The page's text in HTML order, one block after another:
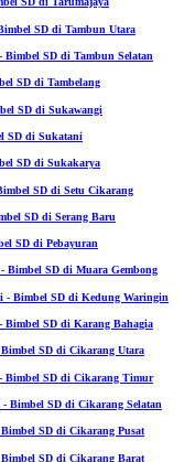
SD di Tambun Utara
Bimbel SD di Tambun Selatan
SD di Tambelang
SD di Sukawangi
SD di Sukatani
SD di Sukakarya
SD di Setu Cikarang
SD di Serang Baru
SD di Pebayuran
Bimbel SD di Muara Gembong
- Bimbel SD di Kedung Waringin
Bimbel SD di Karang Bahagia
SD di Cikarang Utara
Bimbel SD di Cikarang Timur
Bimbel SD di Cikarang Selatan
SD di Cikarang Pusat
SD di Cikarang Barat